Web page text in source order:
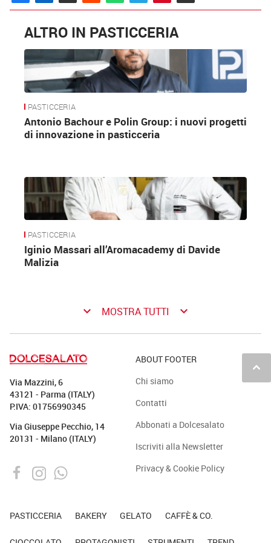
sono gli incontri umani che la rendono speciale,
perché permettono i confronti e lo scambio di
idee, creazioni, tecniche, opinioni ed
esperienze”.
IL LAVORO DI SQUADRA
anche dello sviluppo dei prodotti che si
ALTRO IN PASTICCERIA
PASTICCERIA
Antonio Bachour e Polin Group: i nuovi progetti
di innovazione in pasticceria
PASTICCERIA
Iginio Massari all’Aromacademy di Davide
Malizia
keyboard_arrow_down MOSTRA TUTTI keyboard_arrow_down
keyboard_arrow_up
Via Mazzini, 6
43121 - Parma (ITALY)
P.IVA: 01756990345
Via Giuseppe Pecchio, 14
20131 - Milano (ITALY)
ABOUT FOOTER
Chi siamo
Contatti
Abbonati a Dolcesalato
Iscriviti alla Newsletter
Privacy & Cookie Policy
PASTICCERIA BAKERY GELATO CAFFÈ & CO.